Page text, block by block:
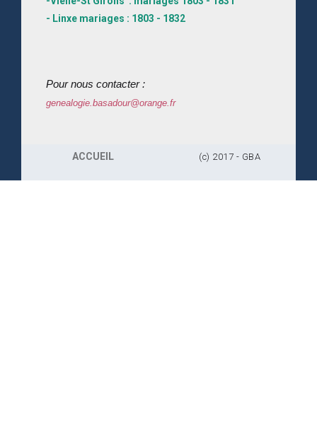
- Linxe mariages : 1803 - 1832
Pour nous contacter :
genealogie.basadour@orange.fr
ACCUEIL (c) 2017 - GBA